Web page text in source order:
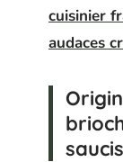
cuisinier
audaces